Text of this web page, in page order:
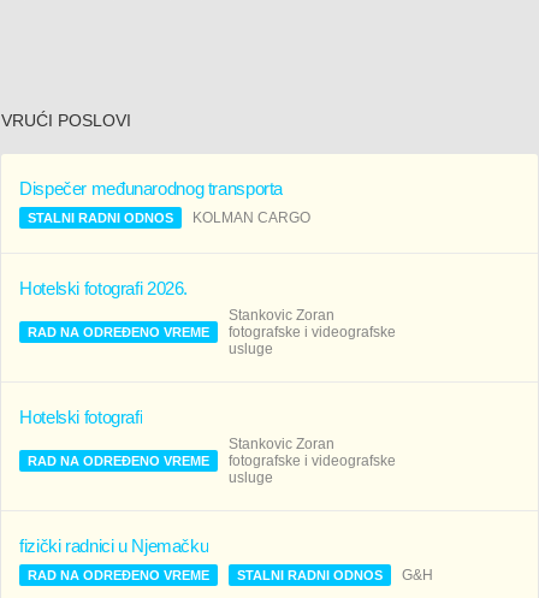
VRUĆI POSLOVI
Dispečer međunarodnog transporta
STALNI RADNI ODNOS KOLMAN CARGO
Hotelski fotografi 2026.
RAD NA ODREĐENO VREME
Stankovic Zoran
fotografske i videografske
usluge
Hotelski fotografi
RAD NA ODREĐENO VREME
Stankovic Zoran
fotografske i videografske
usluge
fizički radnici u Njemačku
RAD NA ODREĐENO VREME STALNI RADNI ODNOS G&H